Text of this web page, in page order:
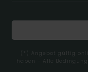
(*) Angebot gültig
haben - Alle